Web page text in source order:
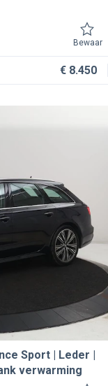
Bewaar
€ 8.450
Sport | Leder |
verwarming